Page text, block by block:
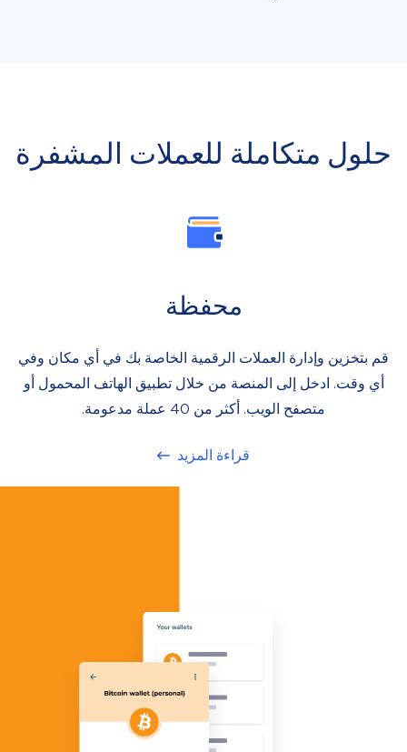
حلول متكاملة للعملات المشفرة
محفظة
قم بتخزين وإدارة العملات الرقمية الخاصة بك في أي مكان وفي
أي وقت. ادخل إلى المنصة من خلال تطبيق الهاتف المحمول أو
متصفح الويب. أكثر من 40 عملة مدعومة.
قراءة المزيد